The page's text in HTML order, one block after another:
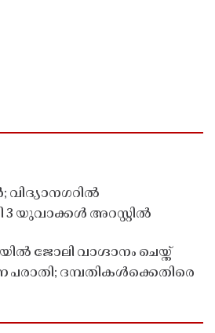
യുവാക്കൾ അറസ്റ്റിൽ
ജോലി വാഗ്ദാനം ചെയ്ത്
പരാതി; ദമ്പതികൾക്കെതിരെ